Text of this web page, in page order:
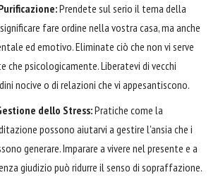
Prendete sul serio il tema della
fare ordine nella vostra casa, ma anche
ed emotivo. Eliminate ciò che non vi serve
che psicologicamente. Liberatevi di vecchi
nocive o di relazioni che vi appesantiscono.
dello Stress:Pratiche come la
possono aiutarvi a gestire l'ansia che i
generare. Imparare a vivere nel presente e a
giudizio può ridurre il senso di sopraffazione.